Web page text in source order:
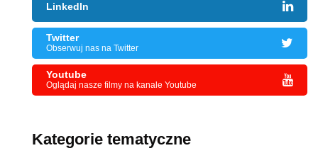
LinkedIn
Twitter
Obserwuj nas na Twitter
Youtube
Oglądaj nasze filmy na kanale Youtube
Kategorie tematyczne